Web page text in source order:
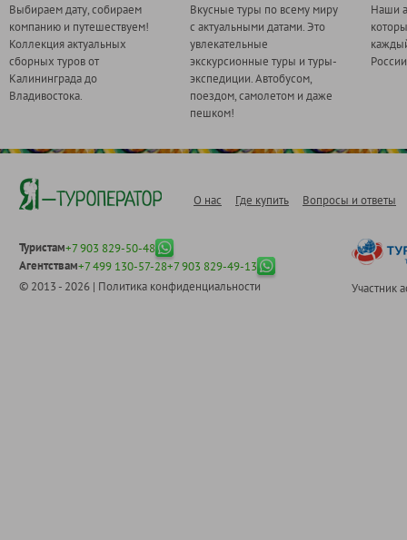
Выбираем дату, собираем
компанию и путешествуем!
Коллекция актуальных
сборных туров от
Калининграда до
Владивостока.
Вкусные туры по всему миру
с актуальными датами. Это
увлекательные
экскурсионные туры и туры-
экспедиции. Автобусом,
поездом, самолетом и даже
пешком!
Наши
О нас Где купить Вопросы и ответы
Туристам+7 903 829-50-48
Агентствам+7 499 130-57-28+7 903 829-49-13
© 2013 - 2026 | Политика конфиденциальности Участник